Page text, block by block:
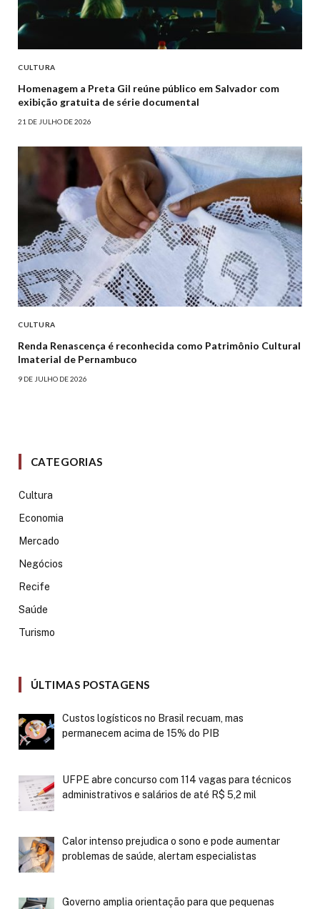
CULTURA
Homenagem a Preta Gil reúne público em Salvador com
exibição gratuita de série documental
21 DE JULHO DE 2026
CULTURA
Renda Renascença é reconhecida como Patrimônio Cultural
Imaterial de Pernambuco
9 DE JULHO DE 2026
CATEGORIAS
Cultura
Economia
Mercado
Negócios
Recife
Saúde
Turismo
ÚLTIMAS POSTAGENS
Custos logísticos no Brasil recuam, mas
permanecem acima de 15% do PIB
UFPE abre concurso com 114 vagas para técnicos
administrativos e salários de até R$ 5,2 mil
Calor intenso prejudica o sono e pode aumentar
problemas de saúde, alertam especialistas
Governo amplia orientação para que pequenas